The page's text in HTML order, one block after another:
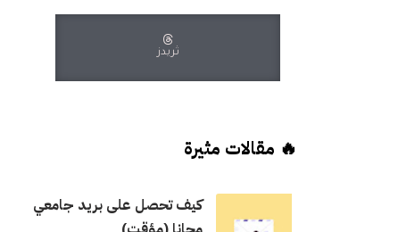
ثريدز
🔥 مقالات مثيرة
كيف تحصل على بريد جامعي